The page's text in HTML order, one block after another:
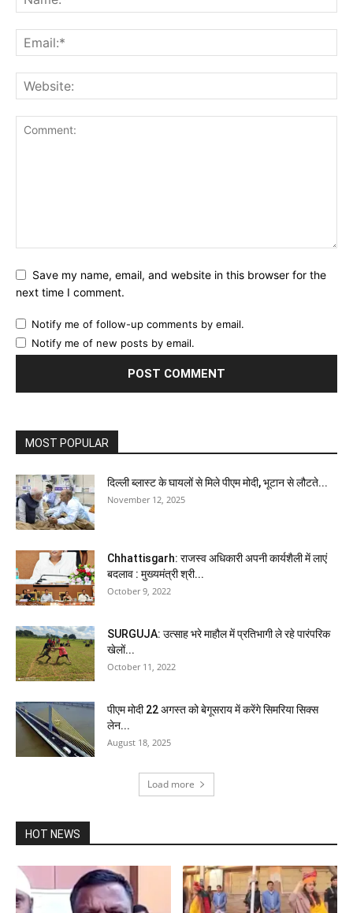
Save my name, email, and website in this browser for the
next time I comment.
Notify me of follow-up comments by email.
Notify me of new posts by email.
MOST POPULAR
दिल्ली ब्लास्ट के घायलों से मिले पीएम मोदी, भूटान से लौटते...
November 12, 2025
Chhattisgarh: राजस्व अधिकारी अपनी कार्यशैली में लाएं
बदलाव : मुख्यमंत्री श्री...
October 9, 2022
SURGUJA: उत्साह भरे माहौल में प्रतिभागी ले रहे पारंपरिक
खेलों...
October 11, 2022
पीएम मोदी 22 अगस्त को बेगूसराय में करेंगे सिमरिया सिक्स
लेन...
August 18, 2025
Load more
HOT NEWS